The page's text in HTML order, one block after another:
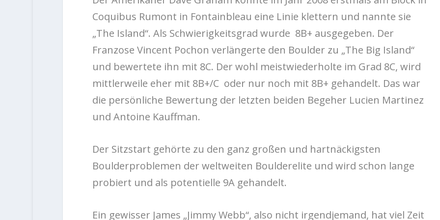
Coquibus Rumont in Fontainbleau eine Linie klettern und nannte sie
„The Island“. Als Schwierigkeitsgrad wurde 8B+ ausgegeben. Der
Franzose Vincent Pochon verlängerte den Boulder zu „The Big Island“
und bewertete ihn mit 8C. Der wohl meistwiederholte im Grad 8C, wird
mittlerweile eher mit 8B+/C oder nur noch mit 8B+ gehandelt. Das war
die persönliche Bewertung der letzten beiden Begeher Lucien Martinez
und Antoine Kauffman.
Der Sitzstart gehörte zu den ganz großen und hartnäckigsten
Boulderproblemen der weltweiten Boulderelite und wird schon lange
probiert und als potentielle 9A gehandelt.
Ein gewisser James „Jimmy Webb“, also nicht irgendjemand, hat viel Zeit